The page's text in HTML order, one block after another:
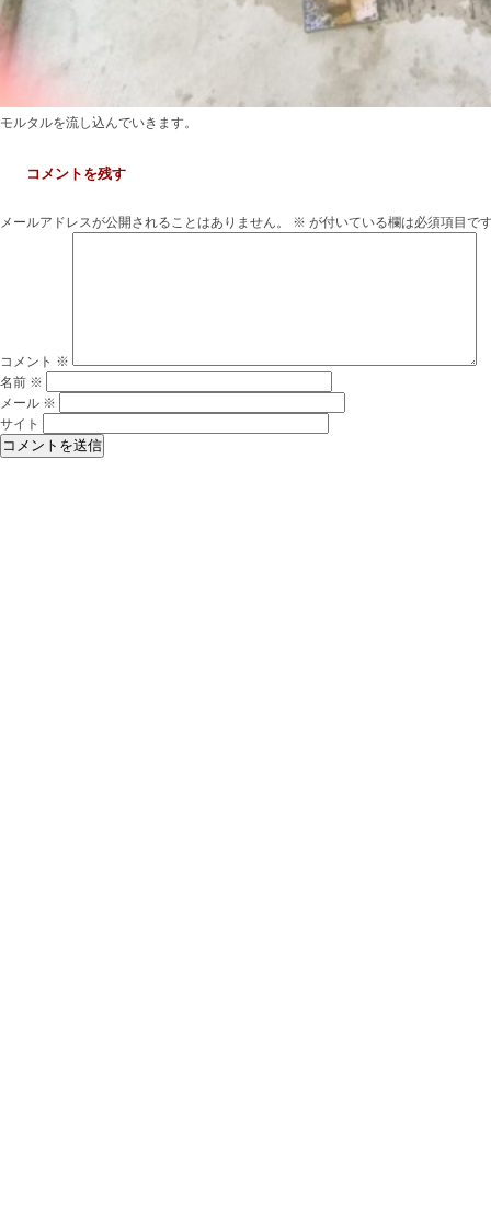
モルタルを流し込んでいきます。
コメントを残す
メールアドレスが公開されることはありません。 ※ が付いている欄は必須項目で
コメント ※
名前 ※
メール ※
サイト